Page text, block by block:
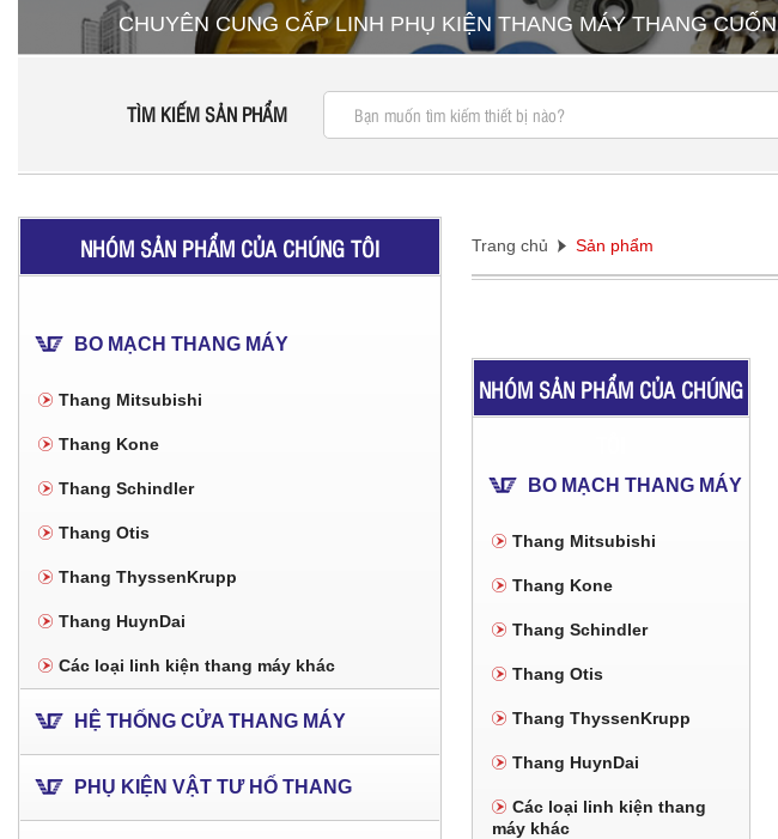
CHUYÊN CUNG CẤP LINH PHỤ KIỆN THANG MÁY THANG CUỐN
TÌM KIẾM SẢN PHẨM
NHÓM SẢN PHẨM CỦA CHÚNG TÔI
BO MẠCH THANG MÁY
Thang Mitsubishi
Thang Kone
Thang Schindler
Thang Otis
Thang ThyssenKrupp
Thang HuynDai
Các loại linh kiện thang máy khác
HỆ THỐNG CỬA THANG MÁY
PHỤ KIỆN VẬT TƯ HỐ THANG
Trang chủ Sản phẩm
NHÓM SẢN PHẨM CỦA CHÚNG
BO MẠCH THANG MÁY
Thang Mitsubishi
Thang Kone
Thang Schindler
Thang Otis
Thang ThyssenKrupp
Thang HuynDai
Các loại linh kiện thang
máy khác